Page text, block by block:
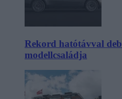
Rekord hatótávval
modellcsaládja